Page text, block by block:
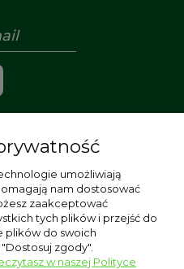
umożliwiają
nam dostosować
zaakceptować
tych plików i przejść do
plików do swoich
zgody".
w naszej Polityce